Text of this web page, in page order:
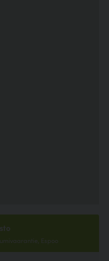
Espoo